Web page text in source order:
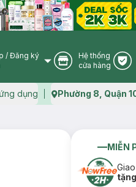
Icon
/ Đăng ký
Store Icon
Hệ thống
cửa hàng
dụng Phường 8, Quận
MIỄN